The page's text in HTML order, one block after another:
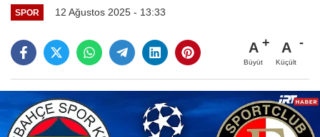
SPOR 12 Ağustos 2025 - 13:33
A
Büyüt
A
Küçült